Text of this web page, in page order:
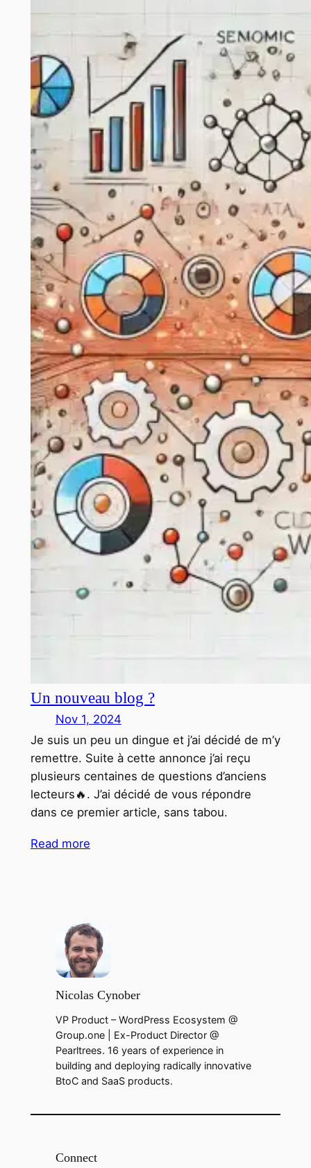
Un nouveau blog ?
Nov 1, 2024
Je suis un peu un dingue et j’ai décidé de m’y
remettre. Suite à cette annonce j’ai reçu
plusieurs centaines de questions d’anciens
lecteurs🔥. J’ai décidé de vous répondre
dans ce premier article, sans tabou.
Read more
Nicolas Cynober
VP Product – WordPress Ecosystem @
Group.one | Ex-Product Director @
Pearltrees. 16 years of experience in
building and deploying radically innovative
BtoC and SaaS products.
Connect